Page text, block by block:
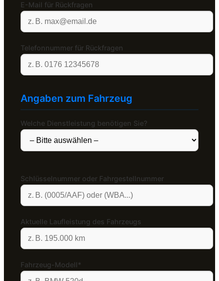
E-Mail für Rückfragen
Telefonnummer für Rückfragen
Angaben zum Fahrzeug
Welche Dienstleistung benötigen Sie?
Schlüsselnummer oder Fahrgestellnummer
Aktuelle Laufleistung des Fahrzeugs
Fahrzeug-Modell*